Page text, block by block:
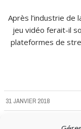
Après l’industrie de
jeu vidéo ferait-il
plateformes de
31 JANVIER 2018